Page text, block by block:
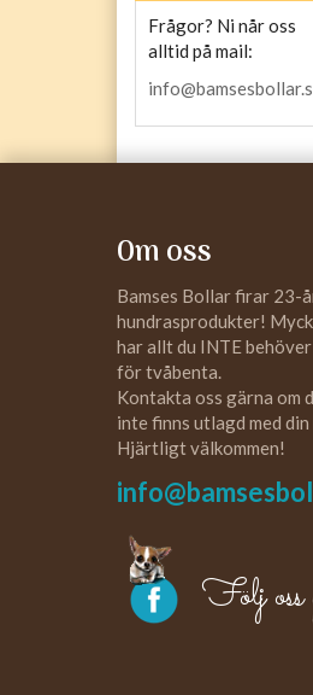
Frågor? Ni når oss
alltid på mail:
Om oss
Bamses Bollar firar 23-
hundrasprodukter!
har allt du INTE
för tvåbenta.
Kontakta oss gärna om
inte finns utlagd med din
Hjärtligt välkommen!
Följ oss